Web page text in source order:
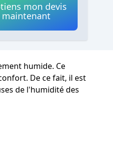
mon devis
maintenant
humide. Ce
De ce fait, il est
de l'humidité des